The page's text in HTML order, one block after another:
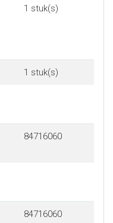
1 stuk(s)
1 stuk(s)
84716060
84716060